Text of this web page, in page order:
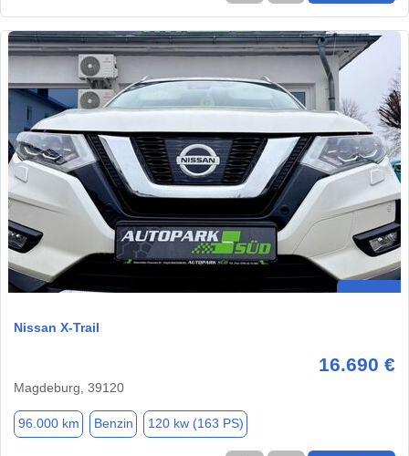
Nissan X-Trail
16.690 €
Magdeburg, 39120
96.000 km Benzin 120 kw (163 PS)